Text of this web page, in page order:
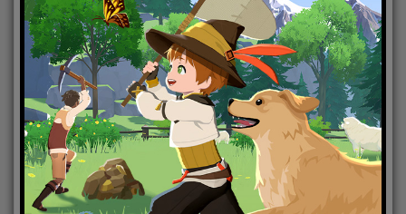
參戰
2024-05-22 |Android,IOS,手機遊戲